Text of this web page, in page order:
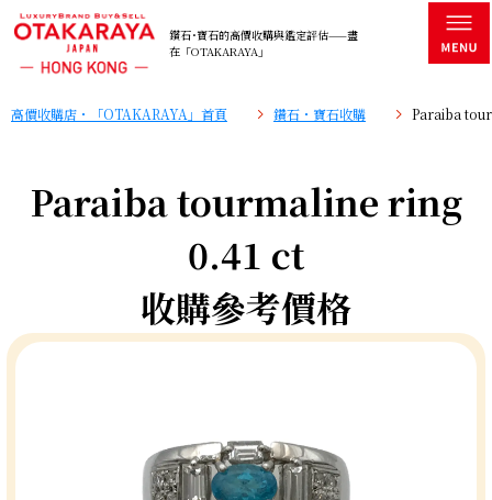
鑽石･寶石的高價收購與鑑定評估——盡
在「OTAKARAYA」
高價收購店・「OTAKARAYA」首頁 鑽石・寶石收購 Paraiba
Paraiba tourmaline ring
0.41 ct
收購參考價格